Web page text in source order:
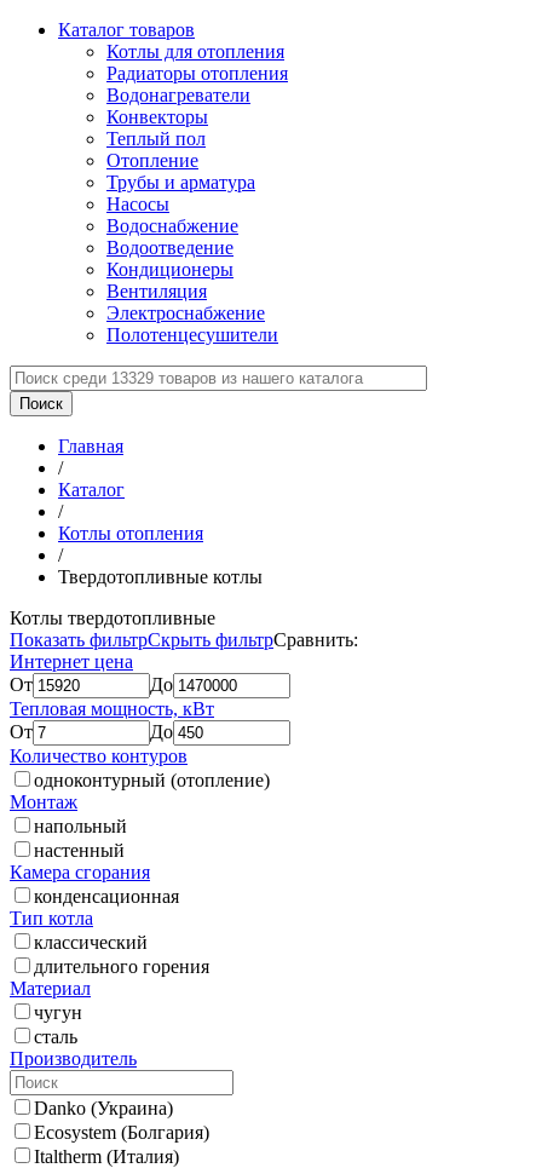
Каталог товаров
Котлы для отопления
Радиаторы отопления
Водонагреватели
Конвекторы
Теплый пол
Отопление
Трубы и арматура
Насосы
Водоснабжение
Водоотведение
Кондиционеры
Вентиляция
Электроснабжение
Полотенцесушители
Главная
/
Каталог
/
Котлы отопления
/
Твердотопливные котлы
Котлы твердотопливные
Показать фильтрСкрыть фильтрСравнить:
Интернет цена
От
До
Тепловая мощность, кВт
От
До
Количество контуров
одноконтурный (отопление)
Монтаж
напольный
настенный
Камера сгорания
конденсационная
Тип котла
классический
длительного горения
Материал
чугун
сталь
Производитель
Danko (Украина)
Ecosystem (Болгария)
Italtherm (Италия)